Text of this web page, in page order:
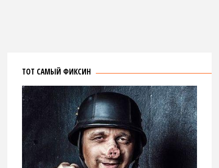
ТОТ САМЫЙ ФИКСИН